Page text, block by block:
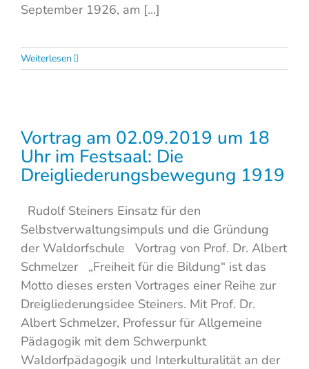
September 1926, am [...]
Weiterlesen
Vortrag am 02.09.2019 um 18
Uhr im Festsaal: Die
Dreigliederungsbewegung 1919
Rudolf Steiners Einsatz für den
Selbstverwaltungsimpuls und die Gründung
der Waldorfschule Vortrag von Prof. Dr. Albert
Schmelzer „Freiheit für die Bildung“ ist das
Motto dieses ersten Vortrages einer Reihe zur
Dreigliederungsidee Steiners. Mit Prof. Dr.
Albert Schmelzer, Professur für Allgemeine
Pädagogik mit dem Schwerpunkt
Waldorfpädagogik und Interkulturalität an der